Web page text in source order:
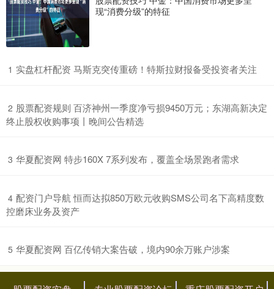
现“消费分级”的特征
1 ​实盘杠杆配资 马斯克突传重磅！特斯拉财报备受投资者关注
2 ​股票配资规则 百济神州一季度净亏损9450万元；东湖高新决定
终止股权收购事项丨晚间公告精选
3 ​华夏配资网 特步160X 7系列发布，覆盖全场景跑者需求
4 ​配资门户导航 恒而达拟850万欧元收购SMS公司名下高精度数
控磨床业务及资产
5 ​华夏配资网 百亿传销大案告破，境内90余万账户涉案